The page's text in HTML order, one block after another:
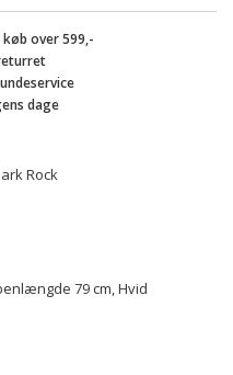
over 599,-
dage
Rock
79 cm, Hvid